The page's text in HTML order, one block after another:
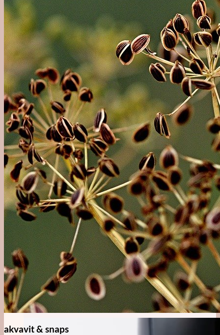
Tør Rom
Funky Rom
Frugt
Vermouth
Frugtvin
Calvados & Æbler
Pisco & Grappa
Cognac & Armagnac
Andet godt
Absint & Pastis
Alkoholfri
Likør, Bitter & Amaro
Øl, Cider & Dåse Drinks
Mixer & Vand
Udstyr
Bargrej & Bitters
Glas & Kopper
Merchandise
#1 Brands
Jul i Forcen
akvavit & snaps